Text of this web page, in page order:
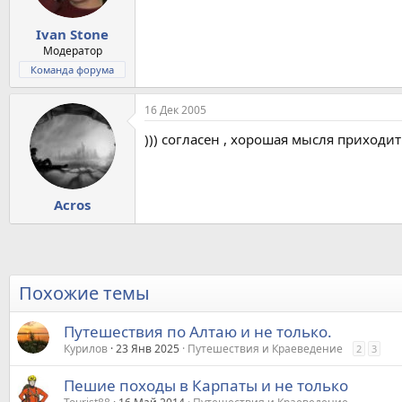
Ivan Stone
Модератор
Команда форума
Acros
16 Дек 2005
))) согласен , хорошая мысля приходит
Похожие темы
Путешествия по Алтаю и не только.
Курилов 23 Янв 2025 Путешествия и Краеведение 2 3
Пешие походы в Карпаты и не только